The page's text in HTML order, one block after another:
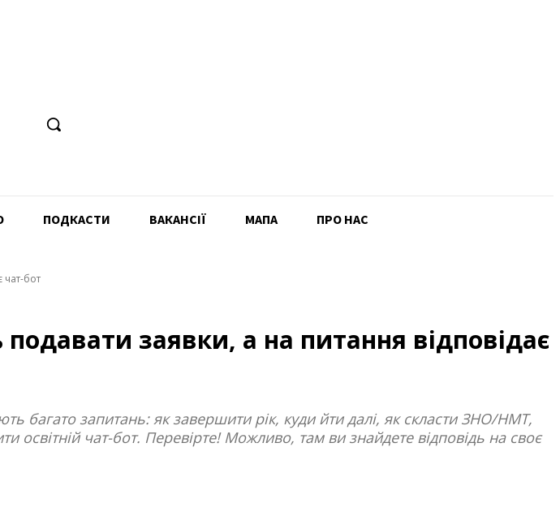
ПОДКАСТИ ВАКАНСІЇ MAПА ПРО НАС
чат-бот
заявки, а на питання відповідає
багато запитань: як завершити рік, куди йти далі, як скласти ЗНО/НМТ,
чат-бот. Перевірте! Можливо, там ви знайдете відповідь на своє